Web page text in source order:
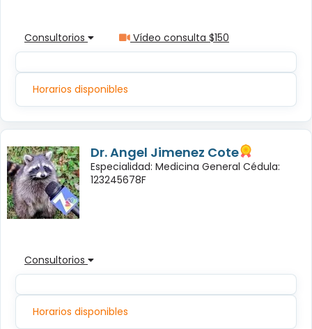
Consultorios Vídeo consulta $150
Horarios disponibles
Dr. Angel Jimenez Cote
Especialidad: Medicina General Cédula:
123245678F
Consultorios
Horarios disponibles